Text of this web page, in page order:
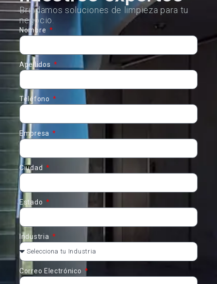
Brindamos soluciones de limpieza para tu
negocio.
Nombre
Apellidos
Teléfono
Empresa
Ciudad
Estado
Industria
Correo Electrónico